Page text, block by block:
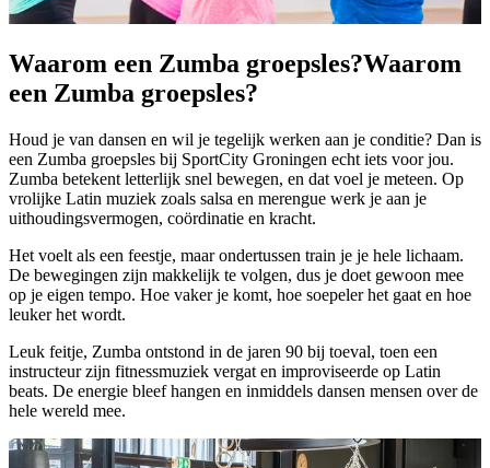
Waarom een Zumba groepsles?Waarom
een Zumba groepsles?
Houd je van dansen en wil je tegelijk werken aan je conditie? Dan is
een Zumba groepsles bij SportCity Groningen echt iets voor jou.
Zumba betekent letterlijk snel bewegen, en dat voel je meteen. Op
vrolijke Latin muziek zoals salsa en merengue werk je aan je
uithoudingsvermogen, coördinatie en kracht.
Het voelt als een feestje, maar ondertussen train je je hele lichaam.
De bewegingen zijn makkelijk te volgen, dus je doet gewoon mee
op je eigen tempo. Hoe vaker je komt, hoe soepeler het gaat en hoe
leuker het wordt.
Leuk feitje, Zumba ontstond in de jaren 90 bij toeval, toen een
instructeur zijn fitnessmuziek vergat en improviseerde op Latin
beats. De energie bleef hangen en inmiddels dansen mensen over de
hele wereld mee.